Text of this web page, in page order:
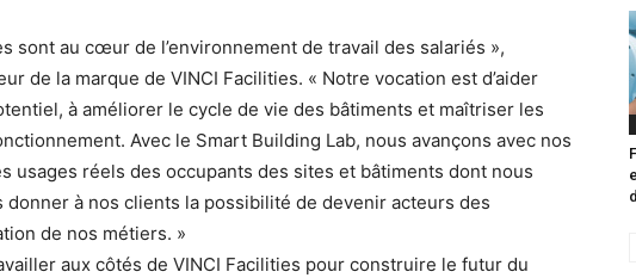
sont au cœur de l’environnement de travail des salariés »,
de la marque de VINCI Facilities. « Notre vocation est d’aider
à améliorer le cycle de vie des bâtiments et maîtriser les
Avec le Smart Building Lab, nous avançons avec nos
usages réels des occupants des sites et bâtiments dont nous
à nos clients la possibilité de devenir acteurs des
de nos métiers. »
aux côtés de VINCI Facilities pour construire le futur du